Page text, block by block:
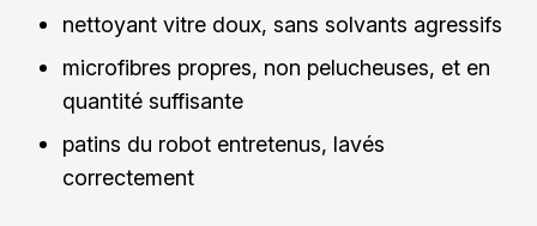
nettoyant vitre doux, sans solvants agressifs
microfibres propres, non pelucheuses, et en
quantité suffisante
patins du robot entretenus, lavés
correctement